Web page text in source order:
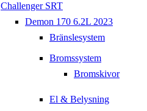
Challenger SRT
Demon 170 6.2L 2023
Bränslesystem
Bromssystem
Bromskivor
El & Belysning